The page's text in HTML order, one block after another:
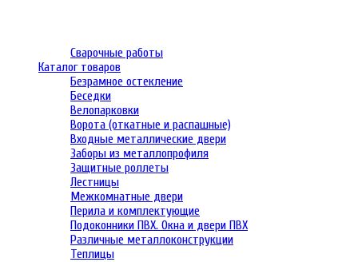
Сварочные работы
Каталог товаров
Безрамное остекление
Беседки
Велопарковки
Ворота (откатные и распашные)
Входные металлические двери
Заборы из металлопрофиля
Защитные роллеты
Лестницы
Межкомнатные двери
Перила и комплектующие
Подоконники ПВХ. Окна и двери ПВХ
Различные металлоконструкции
Теплицы